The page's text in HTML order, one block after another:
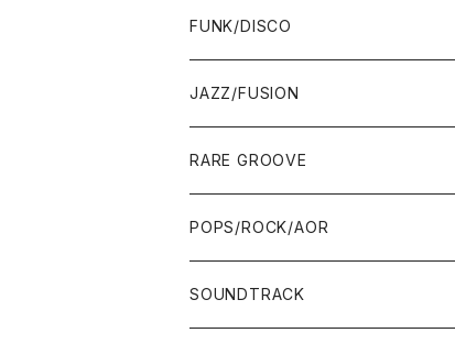
JAPAN ONLY RELEASE/REMIX
EARLY 90'S MIDDLE〜NEW SCHOOL
JAPAN ONLY RELEASE/REMIX
MID〜LATE 90'S
80'S OLD SCHOOL〜EARLY 90'S
MID〜LATE 90'S
CD/TAPE
CD-R/DEMO/SAMPLE
CD ALBUM
60'S/70'S
80'S
7"/12"
60'S/70'S
80'S
LP
60'S/70'S
80'S
12"/7"
60'S/70'S
80'S
FUNK/DISCO
LP
70'S
80'S
12"/7"
70'S
80'S
JAZZ/FUSION
JAZZ
FUSION
RARE GROOVE
POPS/ROCK/AOR
POPS/S.S.W.
SOUNDTRACK